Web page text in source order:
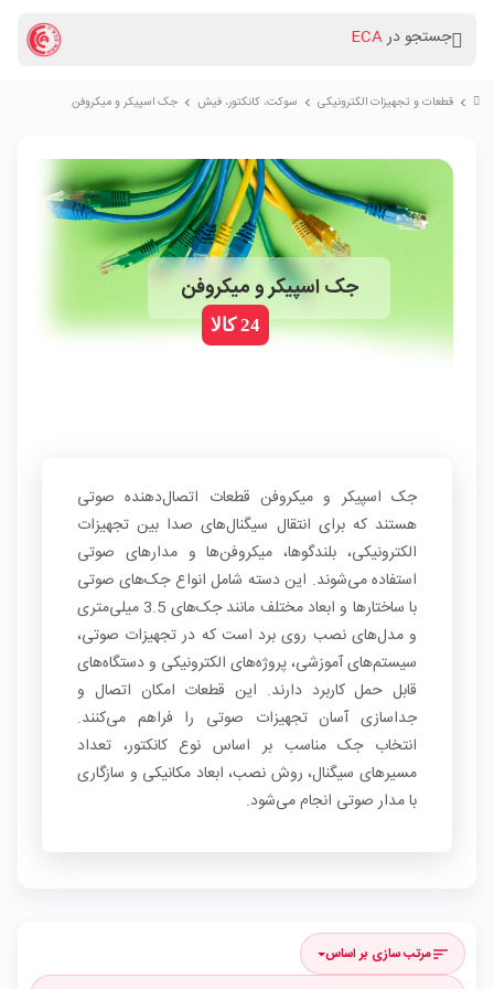
جستجو درECA
chevron_right قطعات و تجهیزات الکترونیکی chevron_right سوكت، کانکتور، فیش chevron_right جک اسپیکر و میکروفن
جک اسپیکر و میکروفن
24 کالا
جک اسپیکر و میکروفن قطعات اتصال‌دهنده صوتی
هستند که برای انتقال سیگنال‌های صدا بین تجهیزات
الکترونیکی، بلندگوها، میکروفن‌ها و مدارهای صوتی
استفاده می‌شوند. این دسته شامل انواع جک‌های صوتی
با ساختارها و ابعاد مختلف مانند جک‌های 3.5 میلی‌متری
و مدل‌های نصب روی برد است که در تجهیزات صوتی،
سیستم‌های آموزشی، پروژه‌های الکترونیکی و دستگاه‌های
قابل حمل کاربرد دارند. این قطعات امکان اتصال و
جداسازی آسان تجهیزات صوتی را فراهم می‌کنند.
انتخاب جک مناسب بر اساس نوع کانکتور، تعداد
مسیرهای سیگنال، روش نصب، ابعاد مکانیکی و سازگاری
با مدار صوتی انجام می‌شود.
sortمرتب سازی بر اساس